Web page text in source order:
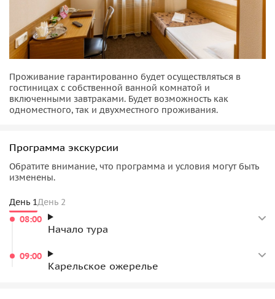
Проживание гарантированно будет осуществляться в
гостиницах с собственной ванной комнатой и
включенными завтраками. Будет возможность как
одноместного, так и двухместного проживания.
Программа экскурсии
Обратите внимание, что программа и условия могут быть
изменены.
День 1 День 2
08:00
Начало тура
09:00
Карельское ожерелье